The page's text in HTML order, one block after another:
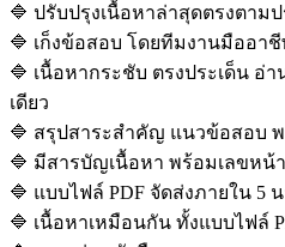
🔷 ปรับปรุงเนื้อหาล่าสุดตรงตาม
🔷 เก็งข้อสอบ โดยทีมงานมืออ
🔷 เนื้อหากระชับ ตรงประเด็น อ่า
เดียว
🔷 สรุปสาระสำคัญ แนวข้อสอบ
🔷 มีสารบัญเนื้อหา พร้อมเลขหน้า
🔷 แบบไฟล์ PDF จัดส่งภายใน 5
🔷 เนื้อหาเหมือนกัน ทั้งแบบไฟล์